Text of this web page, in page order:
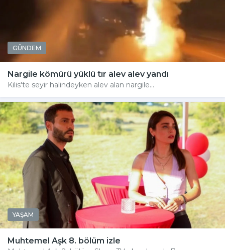
GÜNDEM
Nargile kömürü yüklü tır alev alev yandı
Kilis'te seyir halindeyken alev alan nargile...
YAŞAM
Muhtemel Aşk 8. bölüm izle